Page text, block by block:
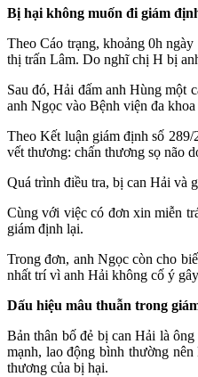
Bị hại không muốn đi giám
Theo Cáo trạng, khoảng 0h
thị trấn Lâm. Do nghĩ chị H bị
Sau đó, Hải đấm anh Hùng một
anh Ngọc vào Bệnh viện đa
Theo Kết luận giám định số
vết thương: chấn thương sọ não
Quá trình điều tra, bị can Hải và
Cùng với việc có đơn xin miễn
giám định lại.
Trong đơn, anh Ngọc còn cho
nhất trí vì anh Hải không cố ý
Dấu hiệu mâu thuẫn trong
Bản thân bố đẻ bị can Hải là
mạnh, lao động bình thường
thương của bị hại.